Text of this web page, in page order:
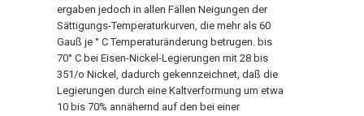
ergaben jedoch in allen Fällen Neigungen der
Sättigungs-Temperaturkurven, die mehr als 60
Gauß je ° C Temperaturänderung betrugen. bis
70° C bei Eisen-Nickel-Legierungen mit 28 bis
351/o Nickel, dadurch gekennzeichnet, daß die
Legierungen durch eine Kaltverformung um etwa
10 bis 70% annähernd auf den bei einer